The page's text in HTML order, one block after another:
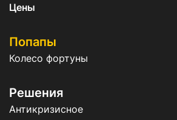
Цены
Попапы
Колесо фортуны
Решения
Антикризисное